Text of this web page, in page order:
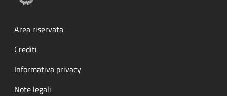
Footer menu
Area riservata
Crediti
Informativa privacy
Note legali